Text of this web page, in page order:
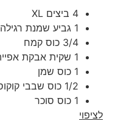
4 ביצים XL
1 גביע שמנת רגילה
3/4 כוס קמח
1 שקית אבקת אפייה
1 כוס שמן
1/2 כוס שבבי קוקוס
1 כוס סוכר
לציפוי